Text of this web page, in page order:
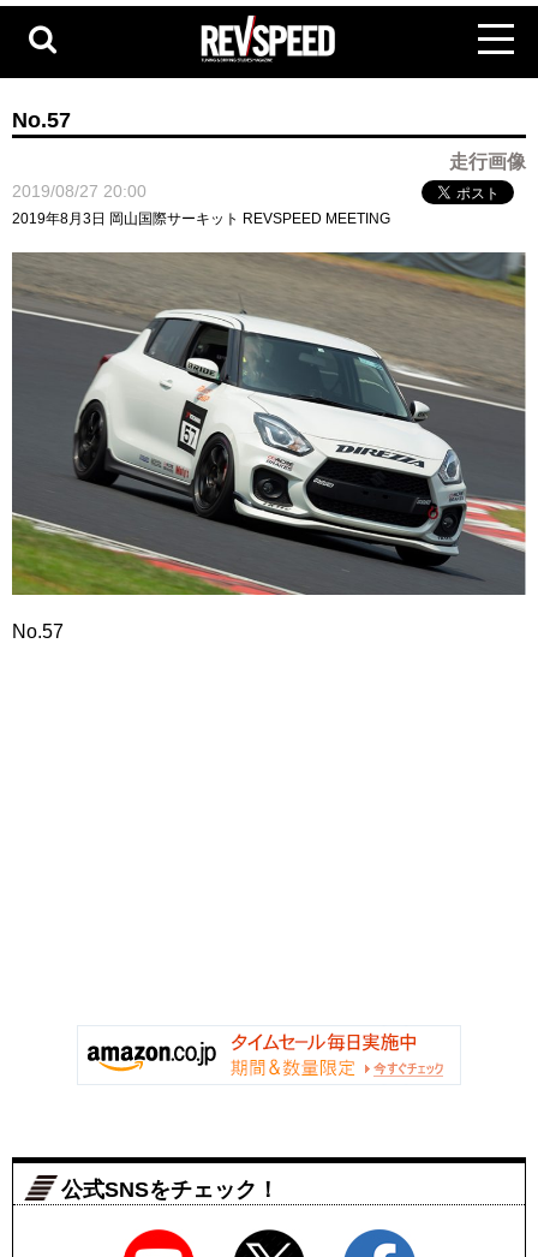
No.57
走行画像
2019/08/27 20:00
2019年8月3日 岡山国際サーキット REVSPEED MEETING
No.57
公式SNSをチェック！